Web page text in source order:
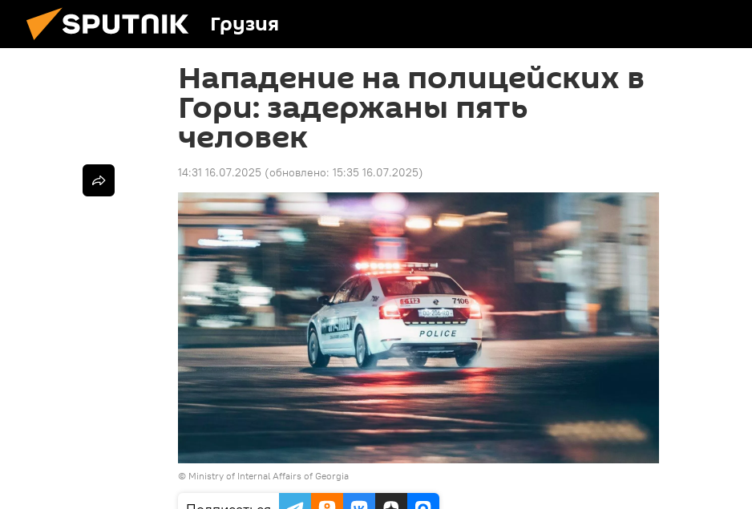
Грузия
Нападение на полицейских в
Гори: задержаны пять
человек
14:31 16.07.2025 (обновлено: 15:35 16.07.2025)
© Ministry of Internal Affairs of Georgia